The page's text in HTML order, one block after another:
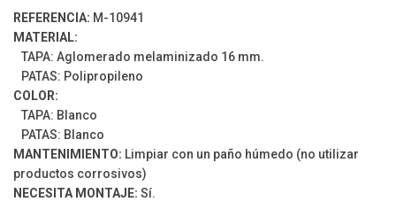
REFERENCIA: M-10941
MATERIAL:
TAPA: Aglomerado melaminizado 16 mm.
PATAS: Polipropileno
COLOR:
TAPA: Blanco
PATAS: Blanco
MANTENIMIENTO: Limpiar con un paño húmedo (no utilizar
productos corrosivos)
NECESITA MONTAJE: Sí.